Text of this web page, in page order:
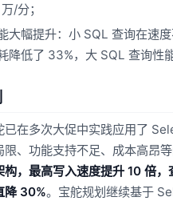
/分；
大幅提升：小 SQL 查询在速度
降低了 33%，大 SQL 查询性
已在多次大促中实践应用了
、功能支持不足、成本高昂等
构，最高写入速度提升 10 倍，
降 30%。宝舵规划继续基于